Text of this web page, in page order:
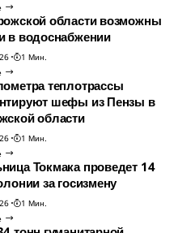
области возможны
в водоснабжении
1 Мин.
теплотрассы
шефы из Пензы в
области
1 Мин.
Токмака проведет 14
за госизмену
1 Мин.